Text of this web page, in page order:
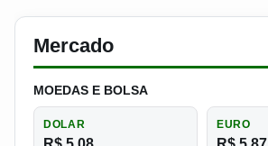
Mercado
MOEDAS E BOLSA
DOLAR EURO